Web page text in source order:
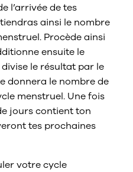
l’arrivée de tes
ainsi le nombre
Procède ainsi
ensuite le
le résultat par le
donnera le nombre de
menstruel. Une fois
jours contient ton
tes prochaines
votre cycle